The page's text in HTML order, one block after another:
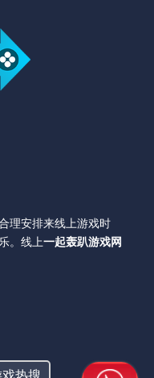
理安排来线上游戏时
。线上一起轰趴游戏网